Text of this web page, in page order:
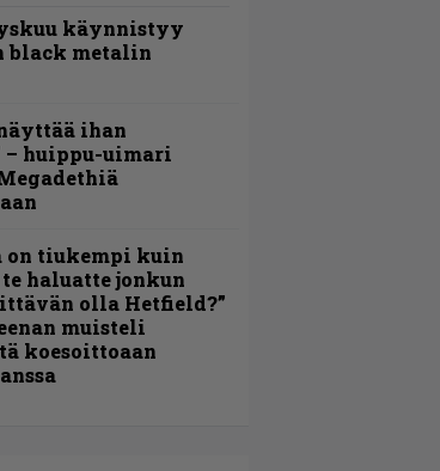
käynnistyy
black metalin
ihan
huippu-uimari
on tiukempi kuin
haluatte jonkun
olla Hetfield?”
muisteli
koesoittoaan